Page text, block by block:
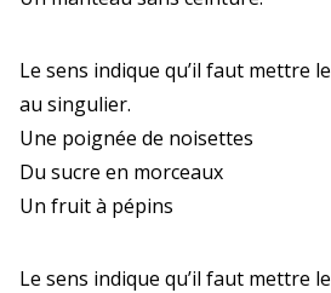
Le sens indique qu’il faut mettre
au singulier.
Une poignée de noisettes
Du sucre en morceaux
Un fruit à pépins
Le sens indique qu’il faut mettre